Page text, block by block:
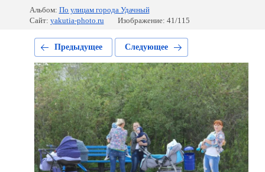
Альбом: По улицам города Удачный
Сайт: yakutia-photo.ru Изображение: 41/115
Предыдущее Следующее